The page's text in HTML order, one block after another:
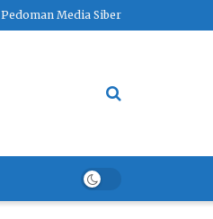
Pedoman Media Siber